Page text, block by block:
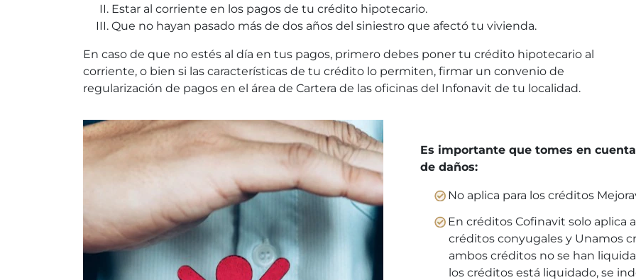
Estar al corriente en los pagos de tu crédito hipotecario.
Que no hayan pasado más de dos años del siniestro que afectó tu vivienda.
En caso de que no estés al día en tus pagos, primero debes poner tu crédito hipotecario al
corriente, o bien si las características de tu crédito lo permiten, firmar un convenio de
regularización de pagos en el área de Cartera de las oficinas del Infonavit de tu localidad.
Es importante que tomes en
de daños:
No aplica para los créditos
En créditos Cofinavit solo aplica
créditos conyugales y Unamos
ambos créditos no se han
los créditos está liquidado, se